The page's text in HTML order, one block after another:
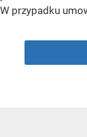
W przypadku